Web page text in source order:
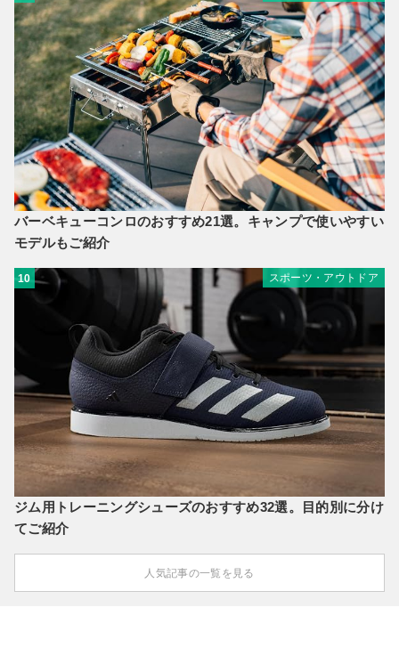
バーベキューコンロのおすすめ21選。キャンプで使いやすい
モデルもご紹介
10 スポーツ・アウトドア
ジム用トレーニングシューズのおすすめ32選。目的別に分け
てご紹介
人気記事の一覧を見る